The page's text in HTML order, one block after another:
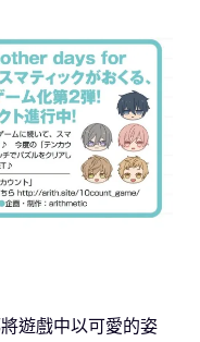
遊戲中以可愛的姿